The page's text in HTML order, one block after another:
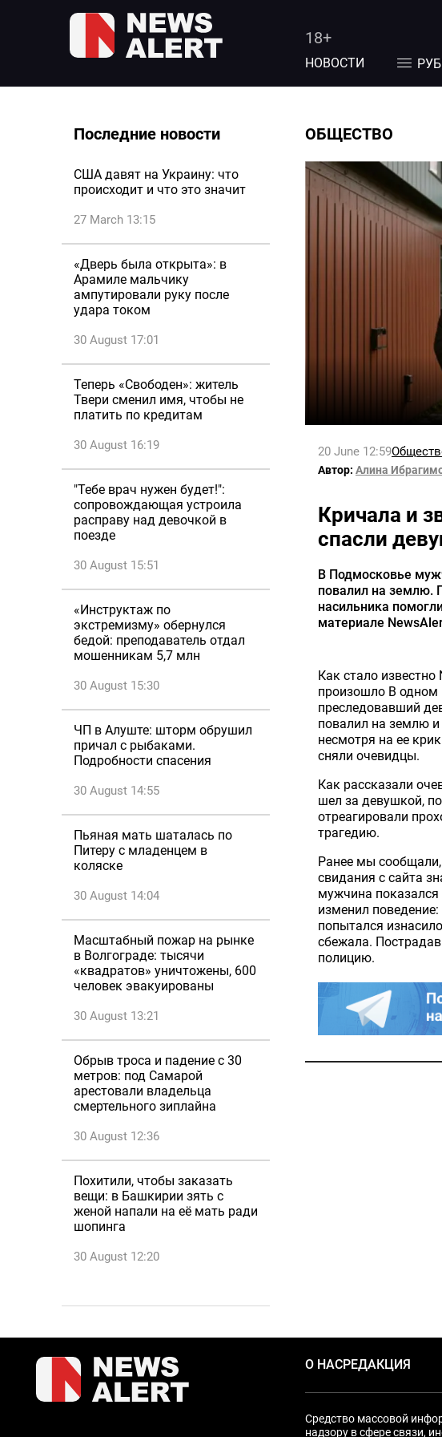
18+
НОВОСТИ
Последние новости
США давят на Украину: что
происходит и что это значит
27 March 13:15
«Дверь была открыта»: в
Арамиле мальчику
ампутировали руку после
удара током
30 August 17:01
Теперь «Свободен»: житель
Твери сменил имя, чтобы не
платить по кредитам
30 August 16:19
"Тебе врач нужен будет!":
сопровождающая устроила
расправу над девочкой в
поезде
30 August 15:51
«Инструктаж по
экстремизму» обернулся
бедой: преподаватель отдал
мошенникам 5,7 млн
30 August 15:30
ЧП в Алуште: шторм обрушил
причал с рыбаками.
Подробности спасения
30 August 14:55
Пьяная мать шаталась по
Питеру с младенцем в
коляске
30 August 14:04
Масштабный пожар на рынке
в Волгограде: тысячи
«квадратов» уничтожены, 600
человек эвакуированы
30 August 13:21
Обрыв троса и падение с 30
метров: под Самарой
арестовали владельца
смертельного зиплайна
30 August 12:36
Похитили, чтобы заказать
вещи: в Башкирии зять с
женой напали на её мать ради
шопинга
30 August 12:20
ОБЩЕСТВО
20 June 12:59
Автор: Алина
Кричала и
спасли
В Подмосковье
повалил на землю.
насильника
материале
Как стало
произошло В одном
преследовавший
повалил на землю
несмотря на ее
сняли очевидцы.
Как рассказали
шел за девушкой,
отреагировали
трагедию.
Ранее мы
свидания с сайта
мужчина
изменил
попытался
сбежала.
полицию.
О НАСРЕДАКЦИЯ
Средство массовой
надзору в сфере связи,